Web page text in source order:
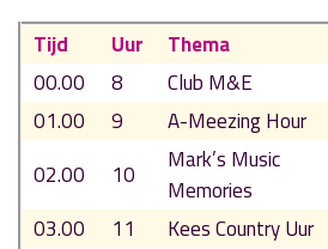
Tijd Uur
Thema
00.00
8
Club M&E
01.00
9
A-Meezing Hour
02.00
10
Mark’s Music
Memories
03.00
11
Kees Country Uur